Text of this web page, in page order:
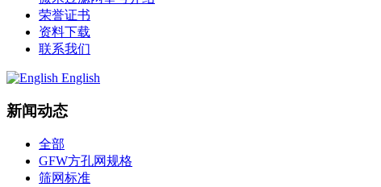
荣誉证书
资料下载
联系我们
English
新闻动态
全部
GFW方孔网规格
筛网标准